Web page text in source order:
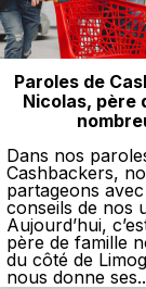
Paroles de
Nicolas, père
Dans nos
Cashbackers,
partageons
conseils de nos
Aujourd’hui,
père de famille
du côté de
nous donne